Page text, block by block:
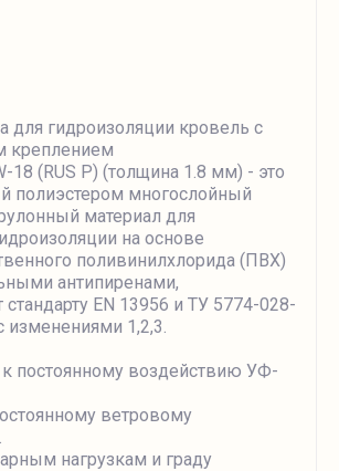
для гидроизоляции кровель с
креплением
18 (RUS P) (толщина 1.8 мм) - это
полиэстером многослойный
материал для
на основе
поливинилхлорида (ПВХ)
антипиренами,
стандарту EN 13956 и ТУ 5774-028-
изменениями 1,2,3.
к постоянному воздействию УФ-
ветровому
нагрузкам и граду